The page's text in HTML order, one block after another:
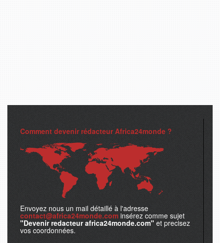
Comment devenir rédacteur Africa24monde ?
Envoyez nous un mail détaillé à l'adresse
contact@africa24monde.com insérez comme sujet
"Devenir redacteur africa24monde.com" et precisez
vos coordonnées.